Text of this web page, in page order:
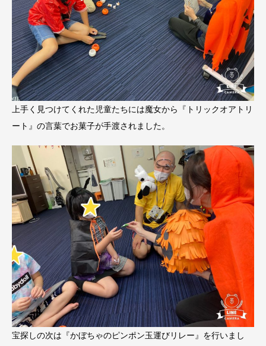
上手く見つけてくれた児童たちには魔女から『トリックオアトリ
ート』の言葉でお菓子が手渡されました。
宝探しの次は『かぼちゃのピンポン玉運びリレー』を行いまし